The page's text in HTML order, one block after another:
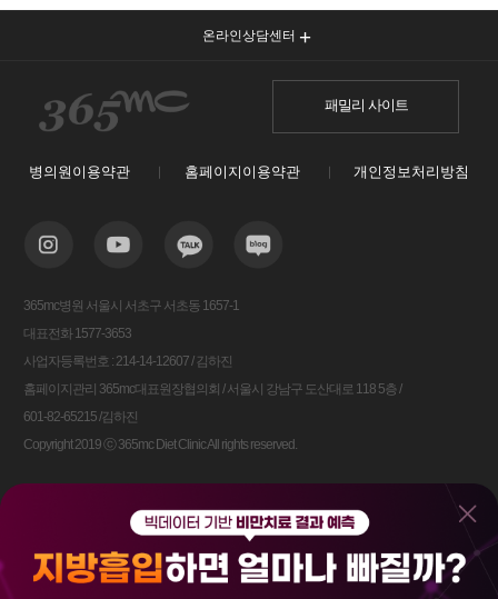
온라인상담센터
패밀리 사이트
병의원이용약관 홈페이지이용약관 개인정보처리방침
365mc병원 서울시 서초구 서초동 1657-1
대표전화 1577-3653
사업자등록번호 : 214-14-12607 / 김하진
홈페이지관리 365mc대표원장협의회 / 서울시 강남구 도산대로 118 5층 /
601-82-65215 /김하진
Copyright 2019 ⓒ 365mc Diet Clinic All rights reserved.